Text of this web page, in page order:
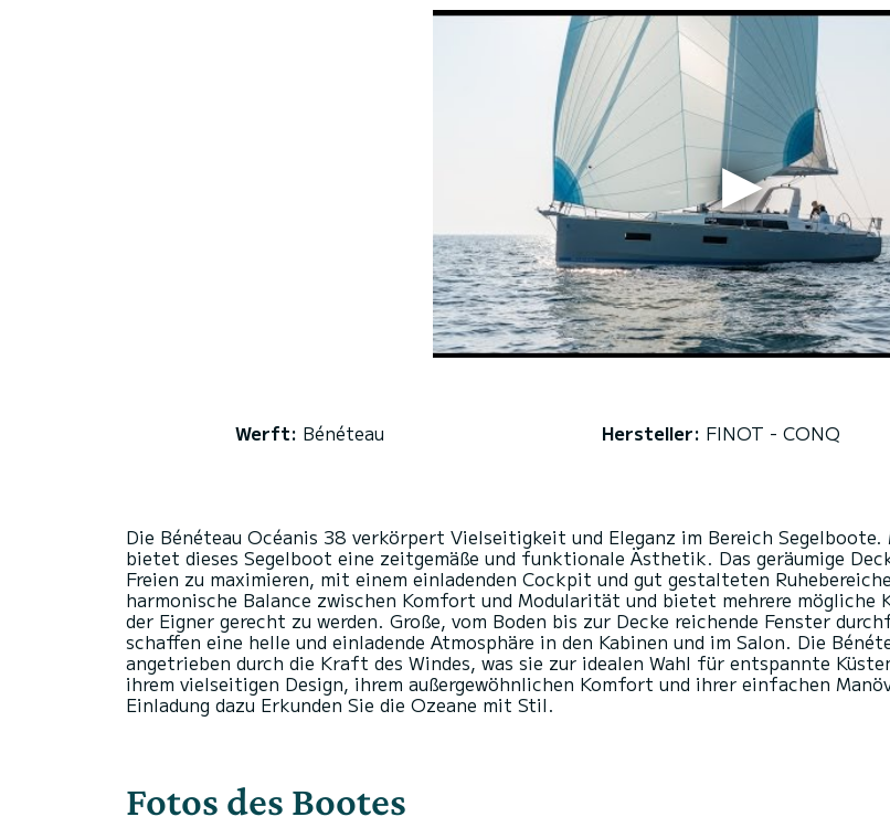
Werft: Bénéteau Hersteller: FINOT - CONQ
Die Bénéteau Océanis 38 verkörpert Vielseitigkeit und Eleganz im Bereich
bietet dieses Segelboot eine zeitgemäße und funktionale Ästhetik. Das geräumige
Freien zu maximieren, mit einem einladenden Cockpit und gut gestalteten
harmonische Balance zwischen Komfort und Modularität und bietet mehrere
der Eigner gerecht zu werden. Große, vom Boden bis zur Decke reichende Fenster
schaffen eine helle und einladende Atmosphäre in den Kabinen und im Salon. Die
angetrieben durch die Kraft des Windes, was sie zur idealen Wahl für entspannte
ihrem vielseitigen Design, ihrem außergewöhnlichen Komfort und ihrer einfachen
Fotos des Bootes